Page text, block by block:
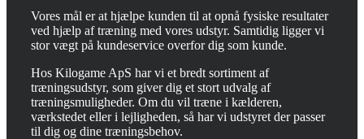
Vores mål er at hjælpe kunden til at opnå fysiske resultater
ved hjælp af træning med vores udstyr. Samtidig ligger vi
stor vægt på kundeservice overfor dig som kunde.
Hos Kilogame ApS har vi et bredt sortiment af
træningsudstyr, som giver dig et stort udvalg af
træningsmuligheder. Om du vil træne i kælderen,
værkstedet eller i lejligheden, så har vi udstyret der passer
til dig og dine træningsbehov.